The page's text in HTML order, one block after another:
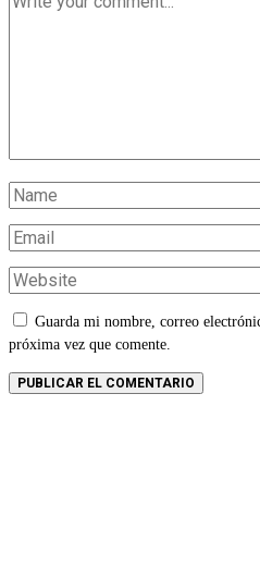
Guarda mi nombre, correo
próxima vez que comente.